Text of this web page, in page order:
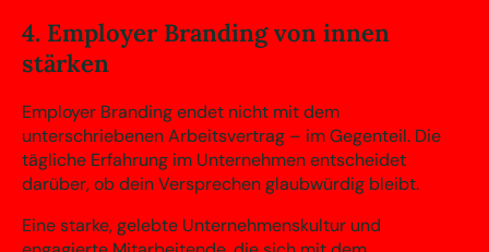
4. Employer Branding von innen
stärken
Employer Branding endet nicht mit dem
unterschriebenen Arbeitsvertrag – im Gegenteil. Die
tägliche Erfahrung im Unternehmen entscheidet
darüber, ob dein Versprechen glaubwürdig bleibt.
Eine starke, gelebte Unternehmenskultur und